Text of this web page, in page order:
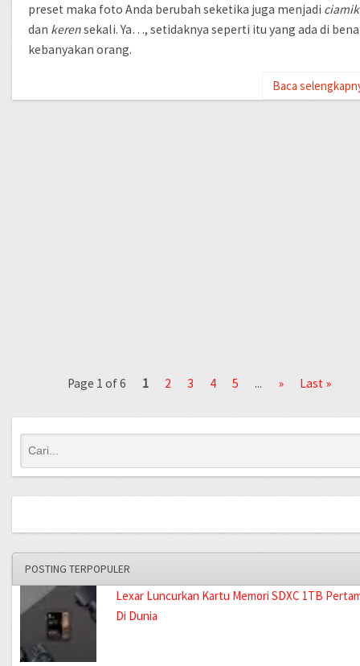
preset maka foto Anda berubah seketika juga menjadi ciamik
dan kerensekali. Ya…, setidaknya seperti itu yang ada di
kebanyakan orang.
Baca
Page 1 of 6 1 2 3 4 5 ... » Last »
POSTING TERPOPULER
Lexar Luncurkan Kartu Memori SDXC 1TB
Di Dunia